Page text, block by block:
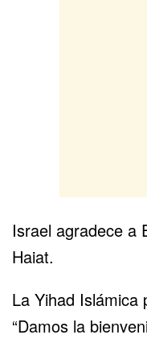
Israel agradece a
Haiat.
La Yihad Islámica
“Damos la